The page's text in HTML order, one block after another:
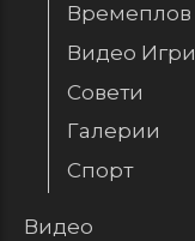
Времеплов
Видео Игри
Совети
Галерии
Спорт
Видео